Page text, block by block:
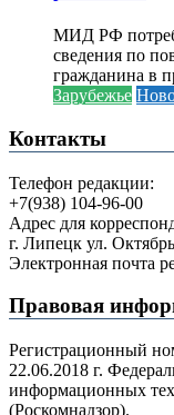
МИД РФ
сведения по
гражданина в
Зарубежье
Контакты
Телефон редакции:
+7(938) 104-96-00
Адрес для
г. Липецк ул.
Электронная почта
Правовая
Регистрационный
22.06.2018 г.
информационных
(Роскомнадзор).